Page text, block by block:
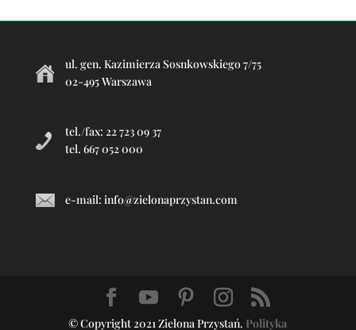
ul. gen. Kazimierza Sosnkowskiego 7/75
02-495 Warszawa
tel./fax: 22 723 09 37
tel. 667 052 000
e-mail: info@zielonaprzystan.com
© Copyright 2021 Zielona Przystań. Polityka